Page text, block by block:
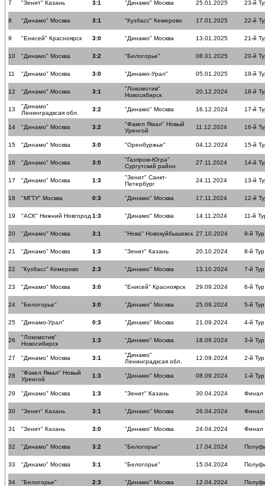
7 "Зенит" Казань 3:1 "Динамо" Москва 25.01.2025 23-й
8 "Динамо" Москва 3:1 "Кузбасс" Кемерово 17.01.2025 22-й
9 "Енисей" Красноярск 3:0 "Динамо" Москва 13.01.2025 21-й
10 "Динамо" Москва 3:2 "Белогорье" 08.01.2025 20-й
11 "Динамо" Москва 3:0 "Динамо-Урал" 05.01.2025 19-й
12 "Динамо" Москва 3:1
"Локомотив"
Новосибирск
20.12.2024 18-й
13
"Динамо"
Ленинградксая обл.
3:2 "Динамо" Москва 16.12.2024 17-й
14 "Динамо" Москва 3:2
"Факел Ямал" Новый
Уренгой
11.12.2024 16-й
15 "Динамо" Москва 3:0 "Оренбуржье" 04.12.2024 15-й
16 "Динамо" Москва 3:0
"Газпром-Югра"
Сургутский район
27.11.2024 14-й
17 "Динамо" Москва 1:3
"Зенит" Санкт-
Петербург
24.11.2024 13-й
18 "МГТУ" Москва 0:3 "Динамо" Москва 17.11.2024 12-й
19 "АСК" Нижний Новгород 1:3 "Динамо" Москва 14.11.2024 11-й
20 "Динамо" Москва 3:1 "Нова" Новокуйбышевск 27.10.2024 9-й Тур
21 "Динамо" Москва 1:3 "Зенит" Казань 20.10.2024 8-й Тур
22 "Кузбасс" Кемерово 2:3 "Динамо" Москва 13.10.2024 7-й Тур
23 "Динамо" Москва 3:0 "Енисей" Красноярск 29.09.2024 6-й Тур
24 "Белогорье" 3:0 "Динамо" Москва 25.09.2024 5-й Тур
25 "Динамо-Урал" 0:3 "Динамо" Москва 21.09.2024 4-й Тур
26
"Локомотив"
Новосибирск
1:3 "Динамо" Москва 18.09.2024 3-й Тур
27 "Динамо" Москва 3:1
"Динамо"
Ленинградксая обл.
12.09.2024 2-й Тур
28
"Факел Ямал" Новый
Уренгой
1:3 "Динамо" Москва 08.09.2024 1-й Тур
29 "Динамо" Москва 1:3 "Зенит" Казань 30.04.2024 Финал
30 "Зенит" Казань 3:1 "Динамо" Москва 26.04.2024 Финал
31 "Зенит" Казань 3:0 "Динамо" Москва 24.04.2024 Финал
32 "Динамо" Москва 3:2 "Белогорье" 17.04.2024
33 "Динамо" Москва 3:1 "Белогорье" 15.04.2024
34 "Белогорье" 2:3 "Динамо" Москва 12.04.2024